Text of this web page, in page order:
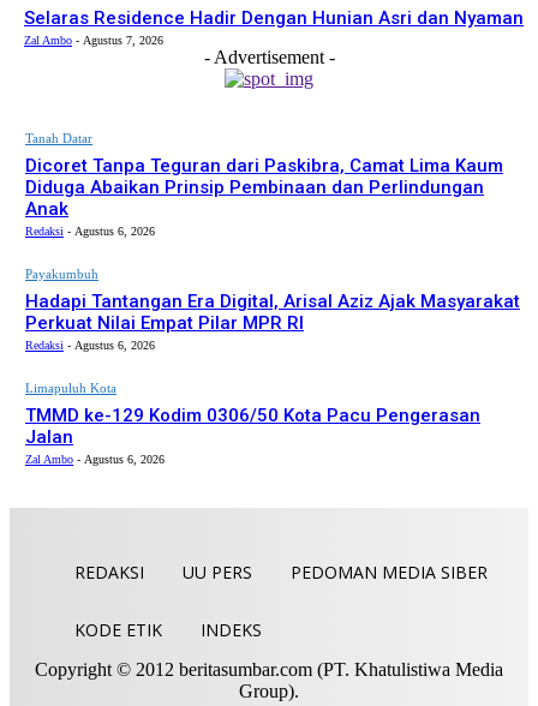
Selaras Residence Hadir Dengan Hunian Asri dan Nyaman
Zal Ambo - Agustus 7, 2026
- Advertisement -
Tanah Datar
Dicoret Tanpa Teguran dari Paskibra, Camat Lima Kaum
Diduga Abaikan Prinsip Pembinaan dan Perlindungan
Anak
Redaksi - Agustus 6, 2026
Payakumbuh
Hadapi Tantangan Era Digital, Arisal Aziz Ajak Masyarakat
Perkuat Nilai Empat Pilar MPR RI
Redaksi - Agustus 6, 2026
Limapuluh Kota
TMMD ke-129 Kodim 0306/50 Kota Pacu Pengerasan
Jalan
Zal Ambo - Agustus 6, 2026
REDAKSI UU PERS PEDOMAN MEDIA SIBER
KODE ETIK INDEKS
Copyright © 2012 beritasumbar.com (PT. Khatulistiwa Media
Group).